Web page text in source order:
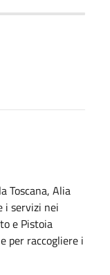
Toscana, Alia
servizi nei
e Pistoia
per raccogliere i